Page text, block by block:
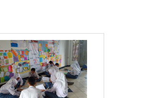
Pembelajaran Luar Kelas
(6 Foto)